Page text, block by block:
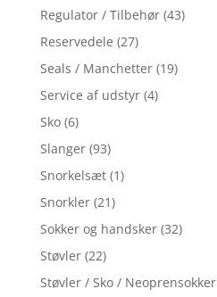
Regulator / Tilbehør (43)
Reservedele (27)
Seals / Manchetter (19)
Service af udstyr (4)
Sko (6)
Slanger (93)
Snorkelsæt (1)
Snorkler (21)
Sokker og handsker (32)
Støvler (22)
Støvler / Sko / Neoprensokker